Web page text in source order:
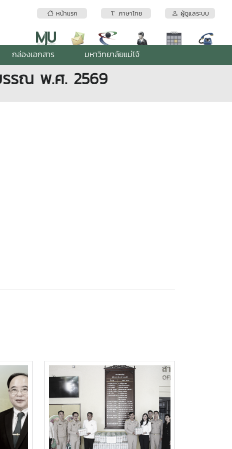
หน้าแรก ภาษาไทย ผู้ดูแลระบบ
กล่องเอกสาร มหาวิทยาลัยแม่โจ้
รรณ พ.ศ. 2569